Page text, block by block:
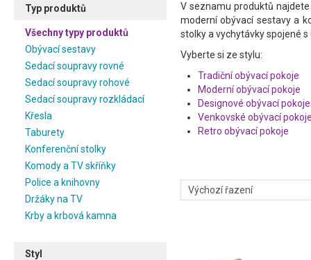
Typ produktů
Všechny typy produktů
Obývací sestavy
Sedací soupravy rovné
Sedací soupravy rohové
Sedací soupravy rozkládací
Křesla
Taburety
Konferenční stolky
Komody a TV skříňky
Police a knihovny
Držáky na TV
Krby a krbová kamna
Styl
V seznamu produktů
moderní obývací sestavy a
stolky a vychytávky spojené
Vyberte si ze stylu:
Tradiční obývací pokoje
Moderní obývací pokoje
Designové obývací pokoje
Venkovské obývací
Retro obývací pokoje